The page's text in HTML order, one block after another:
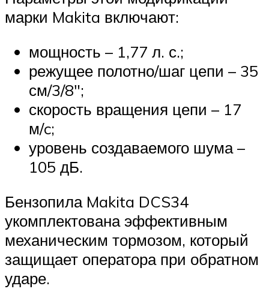
марки Makita включают:
мощность – 1,77 л. с.;
режущее полотно/шаг цепи – 35
см/3/8″;
скорость вращения цепи – 17
м/c;
уровень создаваемого шума –
105 дБ.
Бензопила Makita DCS34
укомплектована эффективным
механическим тормозом, который
защищает оператора при обратном
ударе.